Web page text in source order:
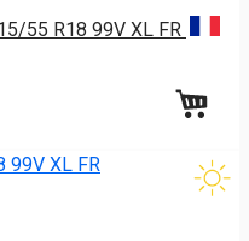
55 R18 99V XL FR